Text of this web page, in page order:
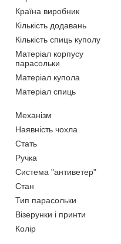
Країна виробник
Кількість додавань
Кількість спиць куполу
Матеріал корпусу
парасольки
Матеріал купола
Матеріал спиць
Механізм
Наявність чохла
Стать
Ручка
Система "антиветер"
Стан
Тип парасольки
Візерунки і принти
Колір